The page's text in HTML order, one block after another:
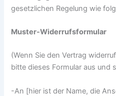
gesetzlichen Regelung wie
Muster-Widerrufsformular
(Wenn Sie den Vertrag
bitte dieses Formular aus und
-An [hier ist der Name, die